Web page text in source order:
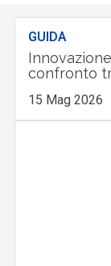
GUIDA
confronto
15 Mag 2026